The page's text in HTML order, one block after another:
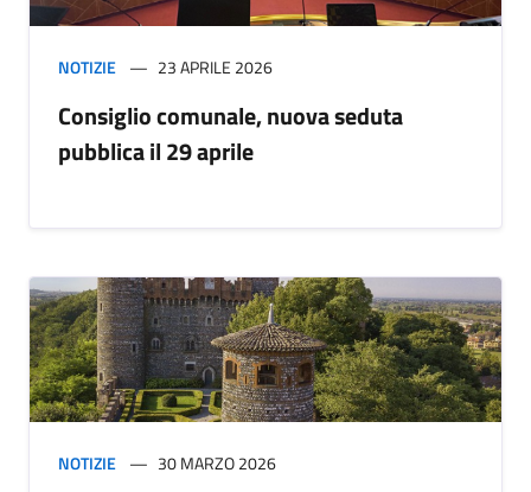
NOTIZIE 23 APRILE 2026
Consiglio comunale, nuova seduta
pubblica il 29 aprile
NOTIZIE 30 MARZO 2026